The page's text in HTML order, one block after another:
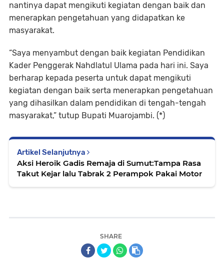
nantinya dapat mengikuti kegiatan dengan baik dan
menerapkan pengetahuan yang didapatkan ke
masyarakat.
“Saya menyambut dengan baik kegiatan Pendidikan
Kader Penggerak Nahdlatul Ulama pada hari ini. Saya
berharap kepada peserta untuk dapat mengikuti
kegiatan dengan baik serta menerapkan pengetahuan
yang dihasilkan dalam pendidikan di tengah-tengah
masyarakat,” tutup Bupati Muarojambi. (*)
Artikel Selanjutnya
Aksi Heroik Gadis Remaja di Sumut:Tampa Rasa
Takut Kejar lalu Tabrak 2 Perampok Pakai Motor
SHARE